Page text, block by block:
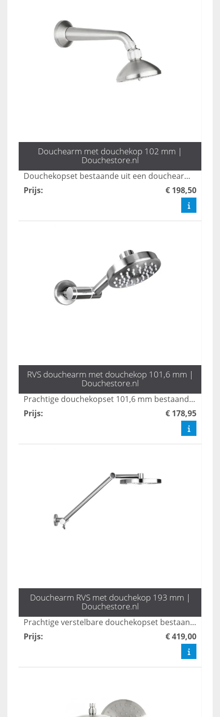
Douchearm met douchekop 102 mm |
Douchestore.nl
Douchekopset bestaande uit een douchearm met douchekop met een doorsnede van 102 mm. In rvs 304
Prijs: € 198,50
RVS douchearm met douchekop 101,6 mm |
Douchestore.nl
Prachtige douchekopset 101,6 mm bestaande uit een douchearm met douchekop. In rvs 304. Verstelbaar
Prijs: € 178,95
Douchearm RVS met douchekop 193 mm |
Douchestore.nl
Prachtige verstelbare douchekopset bestaande uit een douchearm met douchekop. 193 mm. In rvs 304.
Prijs: € 419,00